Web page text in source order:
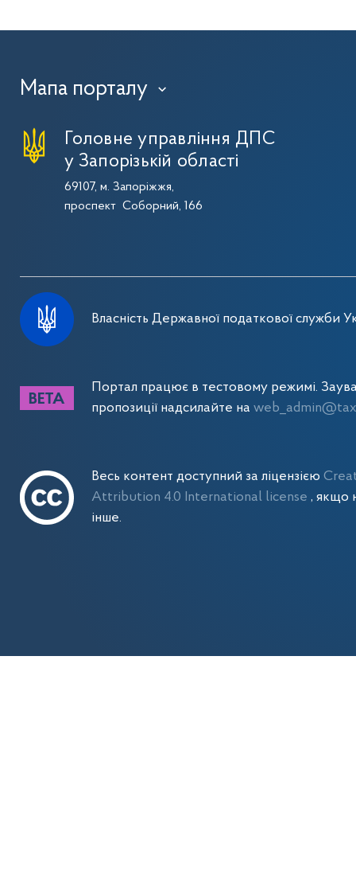
Мапа порталу ›
Головне управління ДПС
у Запорізькій області
69107, м. Запоріжжя,
проспект Соборний, 166
Власність Державної податкової служби
Портал працює в тестовому режимі.
пропозиції надсилайте на
Весь контент доступний за ліцензією
Attribution 4.0 International license , якщо
інше.